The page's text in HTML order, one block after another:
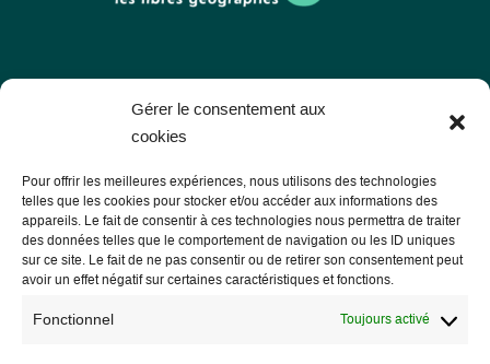
Gérer le consentement aux
cookies
Pour offrir les meilleures expériences, nous utilisons des technologies
telles que les cookies pour stocker et/ou accéder aux informations des
appareils. Le fait de consentir à ces technologies nous permettra de traiter
des données telles que le comportement de navigation ou les ID uniques
sur ce site. Le fait de ne pas consentir ou de retirer son consentement peut
avoir un effet négatif sur certaines caractéristiques et fonctions.
Fonctionnel Toujours activé
Les Libres Géographes
56000 Vannes
— Nous contacter